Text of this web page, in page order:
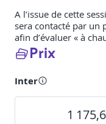
A l’issue de cette
sera contacté par un
afin d’évaluer « à
Prix
Inter
1